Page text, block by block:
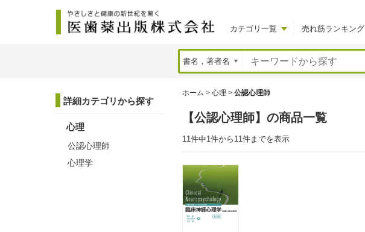
カテゴリ一覧 売れ筋ランキング
ホーム > 心理 > 公認心理師
【公認心理師】の商品一覧
11件中1件から11件までを表示
詳細カテゴリから探す
心理
公認心理師
心理学